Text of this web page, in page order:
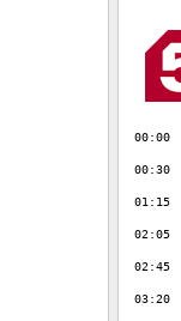
00:00
00:30
01:15
02:05
02:45
03:20